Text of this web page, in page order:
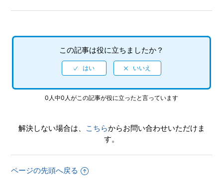
3人以上の複数人が同時プレイできるソフトで遊ぶにはどう
すればいいですか。 HUBはどの端子に接続すればよいです
市販のUSBハブは使用できますか。
アナログスティックは使用できますか。
この記事は役に立ちましたか？
0人中0人がこの記事が役に立ったと言っています
解決しない場合は、 こちらからお問い合わせいただけま
す。
ページの先頭へ戻る